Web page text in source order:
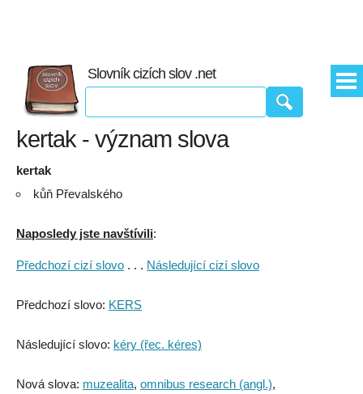
Slovník cizích slov .net
kertak - význam slova
kertak
kůň Převalského
Naposledy jste navštívili:
Předchozí cizí slovo . . . Následující cizí slovo
Předchozí slovo: KERS
Následující slovo: kéry (řec. kéres)
Nová slova: muzealita, omnibus research (angl.),